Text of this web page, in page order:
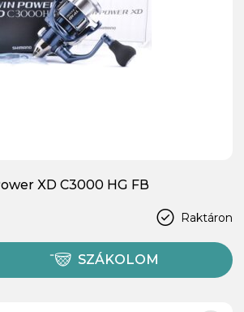
XD C3000 HG FB
Raktáron
SZÁKOLOM